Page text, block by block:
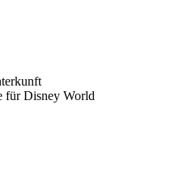
für Disney World